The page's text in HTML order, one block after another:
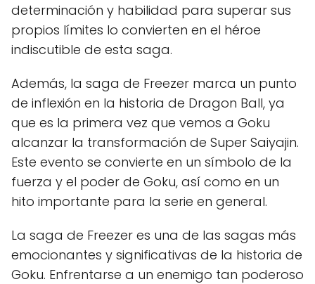
determinación y habilidad para superar sus
propios límites lo convierten en el héroe
indiscutible de esta saga.
Además, la saga de Freezer marca un punto
de inflexión en la historia de Dragon Ball, ya
que es la primera vez que vemos a Goku
alcanzar la transformación de Super Saiyajin.
Este evento se convierte en un símbolo de la
fuerza y el poder de Goku, así como en un
hito importante para la serie en general.
La saga de Freezer es una de las sagas más
emocionantes y significativas de la historia de
Goku. Enfrentarse a un enemigo tan poderoso